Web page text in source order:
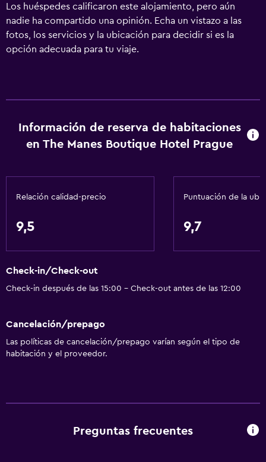
Los huéspedes calificaron este alojamiento, pero aún
nadie ha compartido una opinión. Echa un vistazo a las
fotos, los servicios y la ubicación para decidir si es la
opción adecuada para tu viaje.
Información de reserva de habitaciones
en The Manes Boutique Hotel Prague
Relación calidad-precio
9,5
Puntuación de la
9,7
Check-in/Check-out
Check-in después de las 15:00 - Check-out antes de las 12:00
Cancelación/prepago
Las políticas de cancelación/prepago varían según el tipo de
habitación y el proveedor.
Preguntas frecuentes